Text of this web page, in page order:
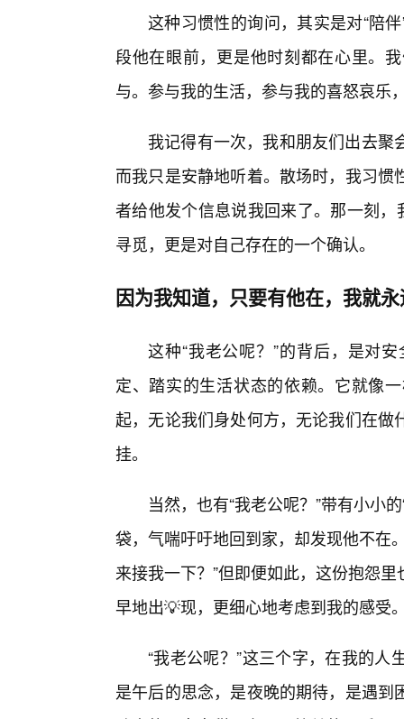
这种习惯性的询问，其实是对“陪
段他在眼前，更是他时刻都在心里。
与。参与我的生活，参与我的喜怒哀乐
我记得有一次，我和朋友们出去
而我只是安静地听着。散场时，我习
者给他发个信息说我回来了。那一刻
寻觅，更是对自己存在的一个确认。
因为我知道，只要有他在，我就
这种“我老公呢？”的背后，是对
定、踏实的生活状态的依赖。它就像
起，无论我们身处何方，无论我们在
挂。
当然，也有“我老公呢？”带有小小
袋，气喘吁吁地回到家，却发现他不在
来接我一下？”但即便如此，这份抱怨
早地出💡现，更细心地考虑到我的感受
“我老公呢？”这三个字，在我的
是午后的思念，是夜晚的期待，是遇